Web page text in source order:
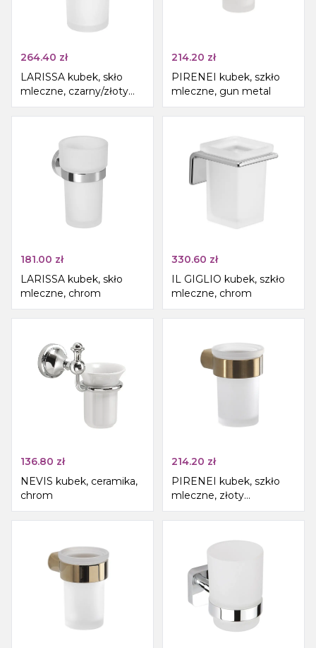
264.40 zł
LARISSA kubek, skło
mleczne, czarny/złoty
mat
214.20 zł
PIRENEI kubek, szkło
mleczne, gun metal
181.00 zł
LARISSA kubek, skło
mleczne, chrom
330.60 zł
IL GIGLIO kubek, szkło
mleczne, chrom
136.80 zł
NEVIS kubek, ceramika,
chrom
214.20 zł
PIRENEI kubek, szkło
mleczne, złoty
szczotkowany